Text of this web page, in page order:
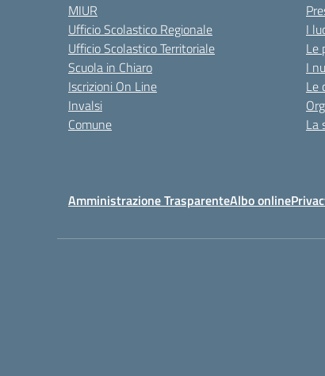
MIUR
Ufficio Scolastico Regionale
Ufficio Scolastico Territoriale
Scuola in Chiaro
Iscrizioni On Line
Invalsi
Comune
I
Le
I
Le
La
Amministrazione TrasparenteAlbo online